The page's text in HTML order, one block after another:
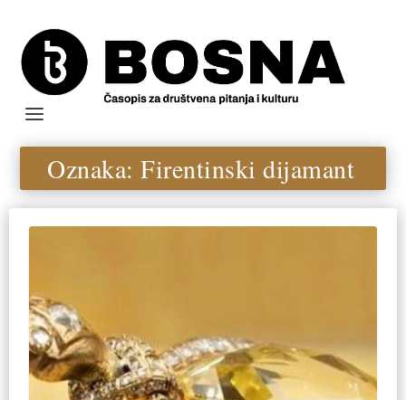
Oznaka:Firentinski dijamant